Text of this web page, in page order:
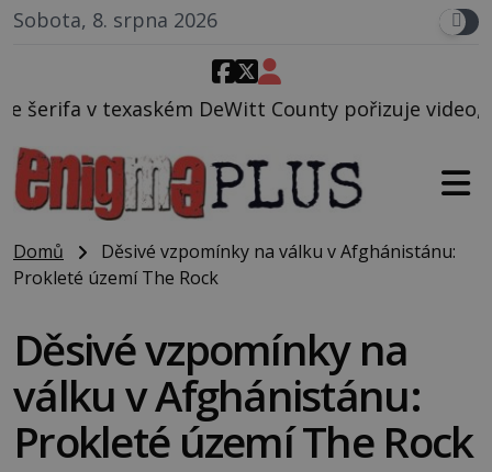
Sobota, 8. srpna 2026
County pořizuje video, na kterém před jeho
Domů
Děsivé vzpomínky na válku v Afghánistánu:
Prokleté území The Rock
Děsivé vzpomínky na
válku v Afghánistánu:
Prokleté území The Rock